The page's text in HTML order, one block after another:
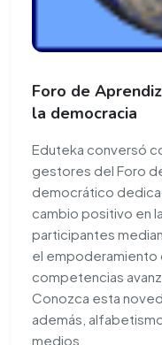
Foro de
la democracia
Eduteka conversó
gestores del Foro
democrático
cambio positivo en
participantes
el empoderamiento
competencias
Conozca esta
además,
medios.